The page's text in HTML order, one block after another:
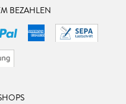
BEZAHLEN